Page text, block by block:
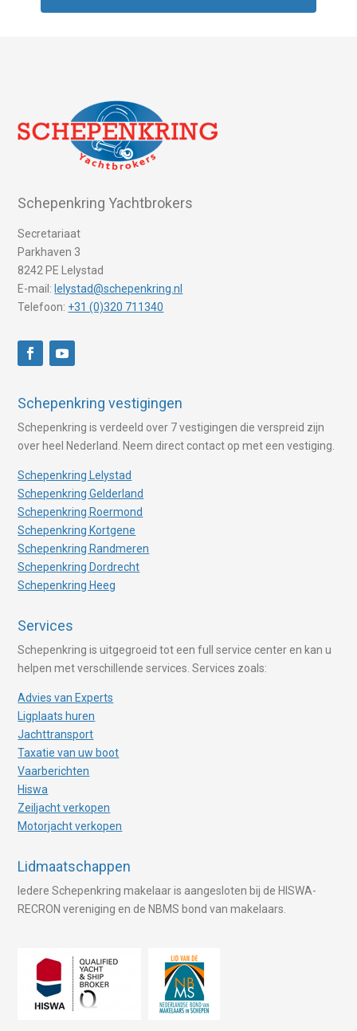
Schepenkring Yachtbrokers
Secretariaat
Parkhaven 3
8242 PE Lelystad
E-mail: lelystad@schepenkring.nl
Telefoon: +31 (0)320 711340
Schepenkring vestigingen
Schepenkring is verdeeld over 7 vestigingen die verspreid zijn
over heel Nederland. Neem direct contact op met een vestiging.
Schepenkring Lelystad
Schepenkring Gelderland
Schepenkring Roermond
Schepenkring Kortgene
Schepenkring Randmeren
Schepenkring Dordrecht
Schepenkring Heeg
Services
Schepenkring is uitgegroeid tot een full service center en kan u
helpen met verschillende services. Services zoals:
Advies van Experts
Ligplaats huren
Jachttransport
Taxatie van uw boot
Vaarberichten
Hiswa
Zeiljacht verkopen
Motorjacht verkopen
Lidmaatschappen
Iedere Schepenkring makelaar is aangesloten bij de HISWA-
RECRON vereniging en de NBMS bond van makelaars.